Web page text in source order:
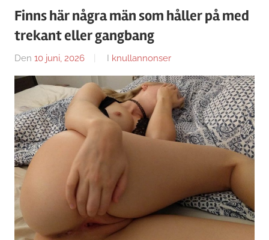
Finns här några män som håller på med
trekant eller gangbang
Den 10 juni, 2026
Av
Caroline
I knullannonser